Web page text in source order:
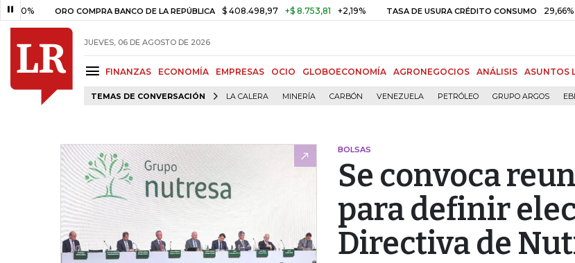
ORO COMPRA BANCO DE LA REPÚBLICA $ 408.498,97 +$ 8.753,81 +2,19% TASA DE USURA CRÉDITO CONSUMO 29,66% +0,87%
JUEVES, 06 DE AGOSTO DE 2026
FINANZAS ECONOMÍA EMPRESAS OCIO GLOBOECONOMÍA AGRONEGOCIOS ANÁLISIS ASUNTOS
TEMAS DE CONVERSACIÓN LA CALERA MINERÍA CARBÓN VENEZUELA PETRÓLEO GRUPO ARGOS
BOLSAS
Se convoca
para definir
Directiva de